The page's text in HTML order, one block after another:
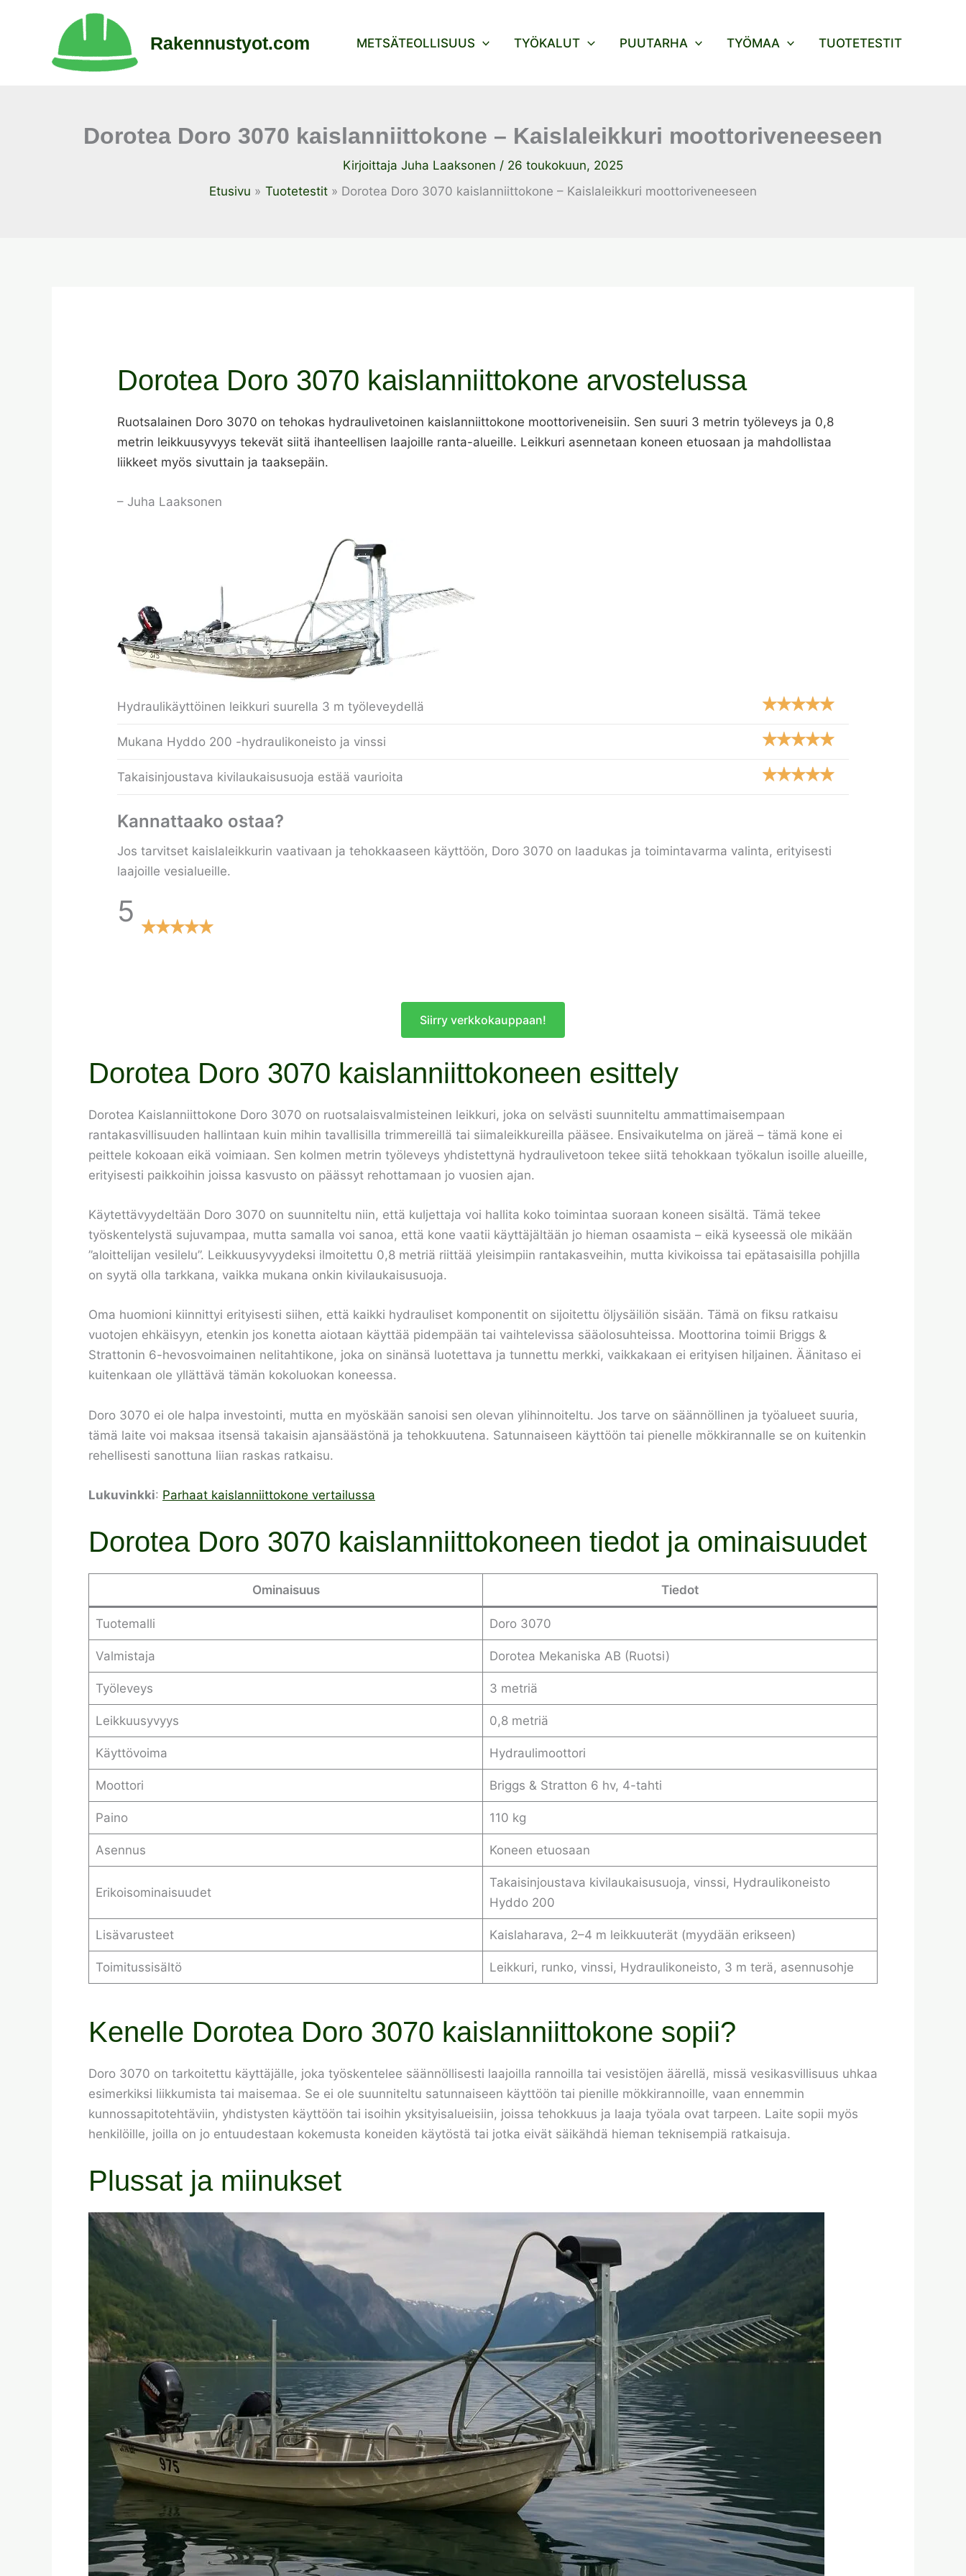
Rakennustyot.com METSÄTEOLLISUUS TYÖKALUT PUUTARHA TYÖMAA TUOTETESTIT
Dorotea Doro 3070 kaislanniittokone – Kaislaleikkuri moottoriveneeseen
Kirjoittaja Juha Laaksonen / 26 toukokuun, 2025
Etusivu
Tuotetestit Dorotea Doro 3070 kaislanniittokone – Kaislaleikkuri moottoriveneeseen
Dorotea Doro 3070 kaislanniittokone arvostelussa
Ruotsalainen Doro 3070 on tehokas hydraulivetoinen kaislanniittokone moottoriveneisiin. Sen suuri 3 metrin työleveys ja 0,8
metrin leikkuusyvyys tekevät siitä ihanteellisen laajoille ranta-alueille. Leikkuri asennetaan koneen etuosaan ja mahdollistaa
liikkeet myös sivuttain ja taaksepäin.
– Juha Laaksonen
Hydraulikäyttöinen leikkuri suurella 3 m työleveydellä
Mukana Hyddo 200 -hydraulikoneisto ja vinssi
Takaisinjoustava kivilaukaisusuoja estää vaurioita
Kannattaako ostaa?
Jos tarvitset kaislaleikkurin vaativaan ja tehokkaaseen käyttöön, Doro 3070 on laadukas ja toimintavarma valinta, erityisesti
laajoille vesialueille.
5
Siirry verkkokauppaan!
Dorotea Doro 3070 kaislanniittokoneen esittely
Dorotea Kaislanniittokone Doro 3070 on ruotsalaisvalmisteinen leikkuri, joka on selvästi suunniteltu ammattimaisempaan
rantakasvillisuuden hallintaan kuin mihin tavallisilla trimmereillä tai siimaleikkureilla pääsee. Ensivaikutelma on järeä – tämä kone ei
peittele kokoaan eikä voimiaan. Sen kolmen metrin työleveys yhdistettynä hydraulivetoon tekee siitä tehokkaan työkalun isoille alueille,
erityisesti paikkoihin joissa kasvusto on päässyt rehottamaan jo vuosien ajan.
Käytettävyydeltään Doro 3070 on suunniteltu niin, että kuljettaja voi hallita koko toimintaa suoraan koneen sisältä. Tämä tekee
työskentelystä sujuvampaa, mutta samalla voi sanoa, että kone vaatii käyttäjältään jo hieman osaamista – eikä kyseessä ole mikään
”aloittelijan vesilelu”. Leikkuusyvyydeksi ilmoitettu 0,8 metriä riittää yleisimpiin rantakasveihin, mutta kivikoissa tai epätasaisilla pohjilla
on syytä olla tarkkana, vaikka mukana onkin kivilaukaisusuoja.
Oma huomioni kiinnittyi erityisesti siihen, että kaikki hydrauliset komponentit on sijoitettu öljysäiliön sisään. Tämä on fiksu ratkaisu
vuotojen ehkäisyyn, etenkin jos konetta aiotaan käyttää pidempään tai vaihtelevissa sääolosuhteissa. Moottorina toimii Briggs &
Strattonin 6-hevosvoimainen nelitahtikone, joka on sinänsä luotettava ja tunnettu merkki, vaikkakaan ei erityisen hiljainen. Äänitaso ei
kuitenkaan ole yllättävä tämän kokoluokan koneessa.
Doro 3070 ei ole halpa investointi, mutta en myöskään sanoisi sen olevan ylihinnoiteltu. Jos tarve on säännöllinen ja työalueet suuria,
tämä laite voi maksaa itsensä takaisin ajansäästönä ja tehokkuutena. Satunnaiseen käyttöön tai pienelle mökkirannalle se on kuitenkin
rehellisesti sanottuna liian raskas ratkaisu.
Lukuvinkki: Parhaat kaislanniittokone vertailussa
Dorotea Doro 3070 kaislanniittokoneen tiedot ja ominaisuudet
Ominaisuus Tiedot
Tuotemalli Doro 3070
Valmistaja Dorotea Mekaniska AB (Ruotsi)
Työleveys 3 metriä
Leikkuusyvyys 0,8 metriä
Käyttövoima Hydraulimoottori
Moottori Briggs & Stratton 6 hv, 4-tahti
Paino 110 kg
Asennus Koneen etuosaan
Erikoisominaisuudet
Takaisinjoustava kivilaukaisusuoja, vinssi, Hydraulikoneisto
Hyddo 200
Lisävarusteet Kaislaharava, 2–4 m leikkuuterät (myydään erikseen)
Toimitussisältö Leikkuri, runko, vinssi, Hydraulikoneisto, 3 m terä, asennusohje
Kenelle Dorotea Doro 3070 kaislanniittokone sopii?
Doro 3070 on tarkoitettu käyttäjälle, joka työskentelee säännöllisesti laajoilla rannoilla tai vesistöjen äärellä, missä vesikasvillisuus uhkaa
esimerkiksi liikkumista tai maisemaa. Se ei ole suunniteltu satunnaiseen käyttöön tai pienille mökkirannoille, vaan ennemmin
kunnossapitotehtäviin, yhdistysten käyttöön tai isoihin yksityisalueisiin, joissa tehokkuus ja laaja työala ovat tarpeen. Laite sopii myös
henkilöille, joilla on jo entuudestaan kokemusta koneiden käytöstä tai jotka eivät säikähdä hieman teknisempiä ratkaisuja.
Plussat ja miinukset